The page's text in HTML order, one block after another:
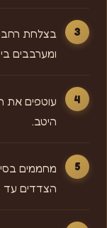
בצלחת רחבה
ומערבבים
עוטפים את
היטב.
מחממים
הצדדים עד